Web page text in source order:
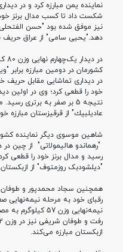
شکست داد تا کسب مدال برنز
دهد."یحیی سامی" از عراق حریف
در
کشورمان در دومین مبارزه برابر
خود را قطعی کرد؛ وی در اولین
نتیجه 5 بر صفر به برتری رسید
.
عاديلبيك" از قرقیزستان مبارزه
شاهین موسوی دیگر نماینده
"رهماندو هالیمولاتی"
رسید و مدال برنز خود را قطعی
"دیلشودبک روزمتوف" از
همچنین سجاد محمدپور و
رقبای خود به مرحله نیمه‌نهایی
نیمه‌نهایی وزن 57
ازبکستان مبارزه می‌کند.